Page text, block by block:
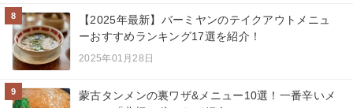
8
【2025年最新】バーミヤンのテイクアウトメニュ
ーおすすめランキング17選を紹介！
2025年01月28日
9
蒙古タンメンの裏ワザ&メニュー10選！一番辛いメ